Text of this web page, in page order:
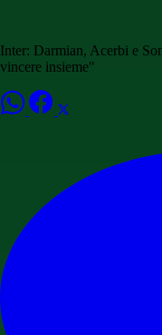
Inter: Darmian, Acerbi e
vincere insieme"